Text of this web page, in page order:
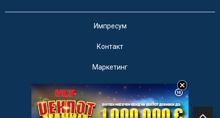
Импресум
Контакт
Маркетинг
Услови за користење
@2019 - A1on. Сите права задржани.